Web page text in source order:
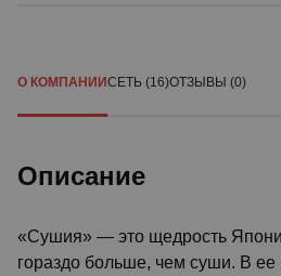
О КОМПАНИИСЕТЬ (16)ОТЗЫВЫ (0)
Описание
«Сушия» — это щедрость
гораздо больше, чем суши. В